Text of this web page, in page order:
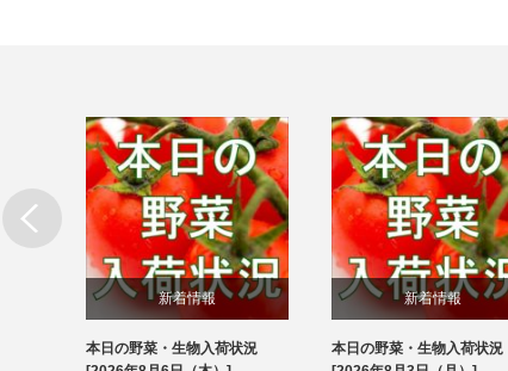
新着情報
ブログ
本日の野菜・生物入荷状況
新着情報
ブログ
本日の野菜・生物入荷状況